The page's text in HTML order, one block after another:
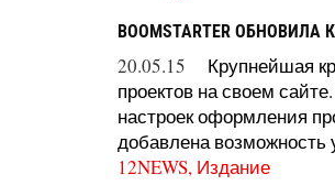
BOOMSTARTER
20.05.15
Крупнейшая
проектов на своем
настроек оформления
добавлена возможность
12NEWS, Издание